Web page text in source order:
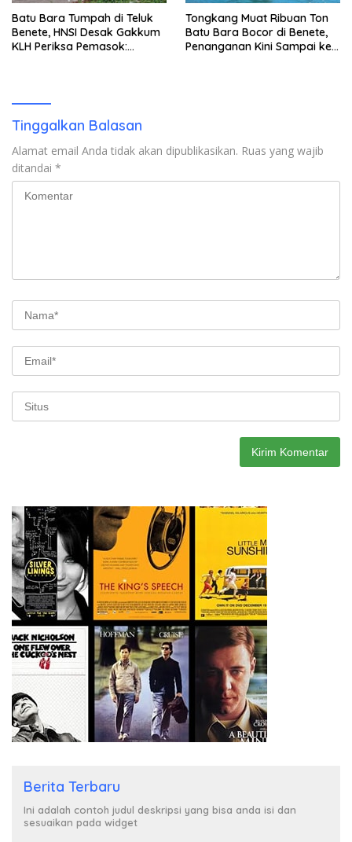
Batu Bara Tumpah di Teluk
Benete, HNSI Desak Gakkum
KLH Periksa Pemasok:
Tongkang Muat Ribuan Ton
Batu Bara Bocor di Benete,
Penanganan Kini Sampai ke
Tinggalkan Balasan
Alamat email Anda tidak akan dipublikasikan. Ruas yang wajib
ditandai *
Berita Terbaru
Ini adalah contoh judul deskripsi yang bisa anda isi dan
sesuaikan pada widget